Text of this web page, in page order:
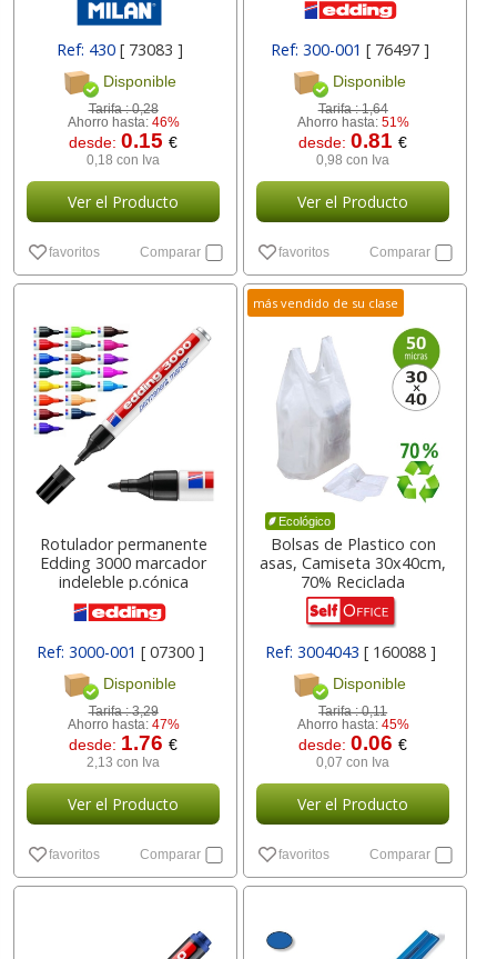
Ref: 430[ 73083 ]
Disponible
Tarifa :0,28
Ahorro hasta: 46%
desde:0.15€
0,18 con Iva
Ver el Producto
favoritos Comparar
Ref: 300-001 [ 76497 ]
Disponible
Tarifa :1,64
Ahorro hasta: 51%
desde:0.81€
0,98 con Iva
Ver el Producto
favoritos Comparar
Rotulador permanente
Edding 3000 marcador
indeleble p.cónica
Ref: 3000-001 [ 07300 ]
Disponible
Tarifa :3,29
Ahorro hasta: 47%
desde: 1.76€
2,13 con Iva
Ver el Producto
favoritos Comparar
más vendido de su clase
Ecológico
Bolsas de Plastico con
asas, Camiseta 30x40cm,
70% Reciclada
Ref: 3004043 [ 160088 ]
Disponible
Tarifa :0,11
Ahorro hasta: 45%
desde:0.06€
0,07 con Iva
Ver el Producto
favoritos Comparar